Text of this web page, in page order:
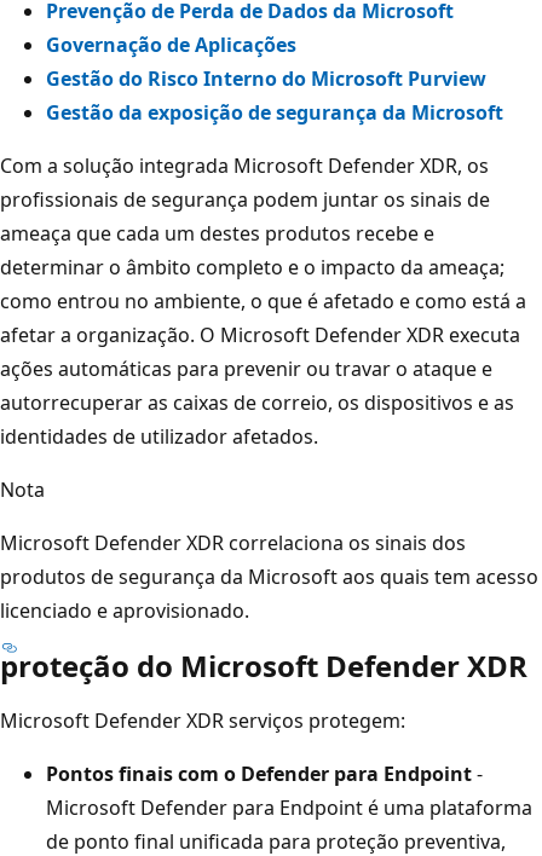
Prevenção de Perda de Dados da Microsoft
Governação de Aplicações
Gestão do Risco Interno do Microsoft Purview
Gestão da exposição de segurança da Microsoft
Com a solução integrada Microsoft Defender XDR, os
profissionais de segurança podem juntar os sinais de
ameaça que cada um destes produtos recebe e
determinar o âmbito completo e o impacto da ameaça;
como entrou no ambiente, o que é afetado e como está a
afetar a organização. O Microsoft Defender XDR executa
ações automáticas para prevenir ou travar o ataque e
autorrecuperar as caixas de correio, os dispositivos e as
identidades de utilizador afetados.
Nota
Microsoft Defender XDR correlaciona os sinais dos
produtos de segurança da Microsoft aos quais tem acesso
licenciado e aprovisionado.
proteção do Microsoft Defender XDR
Microsoft Defender XDR serviços protegem:
Pontos finais com o Defender para Endpoint-
Microsoft Defender para Endpoint é uma plataforma
de ponto final unificada para proteção preventiva,